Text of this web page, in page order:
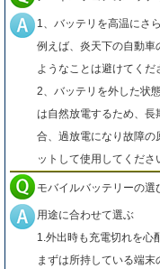
1、バッテリを高温にさ
例えば、炎天下の自動車
ようなことは避けてくだ
2、バッテリを外した状
は自然放電するため、
合、過放電になり故障の
ットして使用してくださ
モバイルバッテリーの選
用途に合わせて選ぶ
1.外出時も充電切れを心
まずは所持している端末